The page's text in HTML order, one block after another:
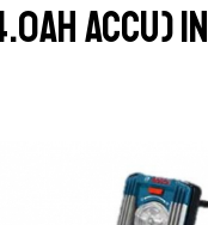
accu) in